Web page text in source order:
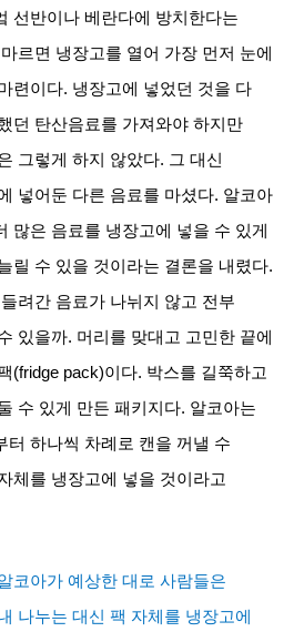
선반이나 베란다에 방치한다는
르면 냉장고를 열어 가장 먼저 눈에
련이다. 냉장고에 넣었던 것을 다
던 탄산음료를 가져와야 하지만
그렇게 하지 않았다. 그 대신
넣어둔 다른 음료를 마셨다. 알코아
많은 음료를 냉장고에 넣을 수 있게
릴 수 있을 것이라는 결론을 내렸다.
려간 음료가 나뉘지 않고 전부
있을까. 머리를 맞대고 고민한 끝에
(fridge pack)이다. 박스를 길쭉하고
수 있게 만든 패키지다. 알코아는
터 하나씩 차례로 캔을 꺼낼 수
체를 냉장고에 넣을 것이라고
코아가 예상한 대로 사람들은
나누는 대신 팩 자체를 냉장고에